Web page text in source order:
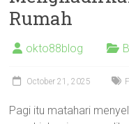
Loves
your
most
love
Rumah
okto88blog
October 21, 2025
Pagi itu matahari